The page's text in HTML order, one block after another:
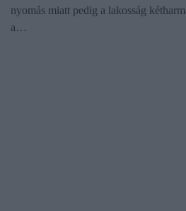
nyomás miatt pedig a lakosság
a…